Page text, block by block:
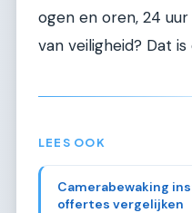
ogen en oren, 24
van veiligheid? Dat
LEES OOK
Camerabewaking
offertes vergelijken